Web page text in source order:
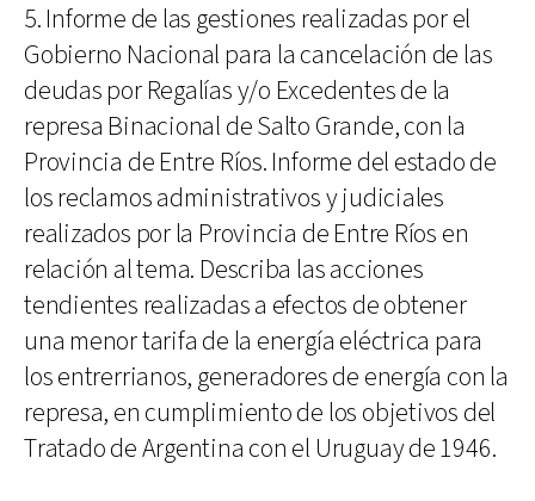
5. Informe de las gestiones realizadas por el
Gobierno Nacional para la cancelación de las
deudas por Regalías y/o Excedentes de la
represa Binacional de Salto Grande, con la
Provincia de Entre Ríos. Informe del estado de
los reclamos administrativos y judiciales
realizados por la Provincia de Entre Ríos en
relación al tema. Describa las acciones
tendientes realizadas a efectos de obtener
una menor tarifa de la energía eléctrica para
los entrerrianos, generadores de energía con la
represa, en cumplimiento de los objetivos del
Tratado de Argentina con el Uruguay de 1946.